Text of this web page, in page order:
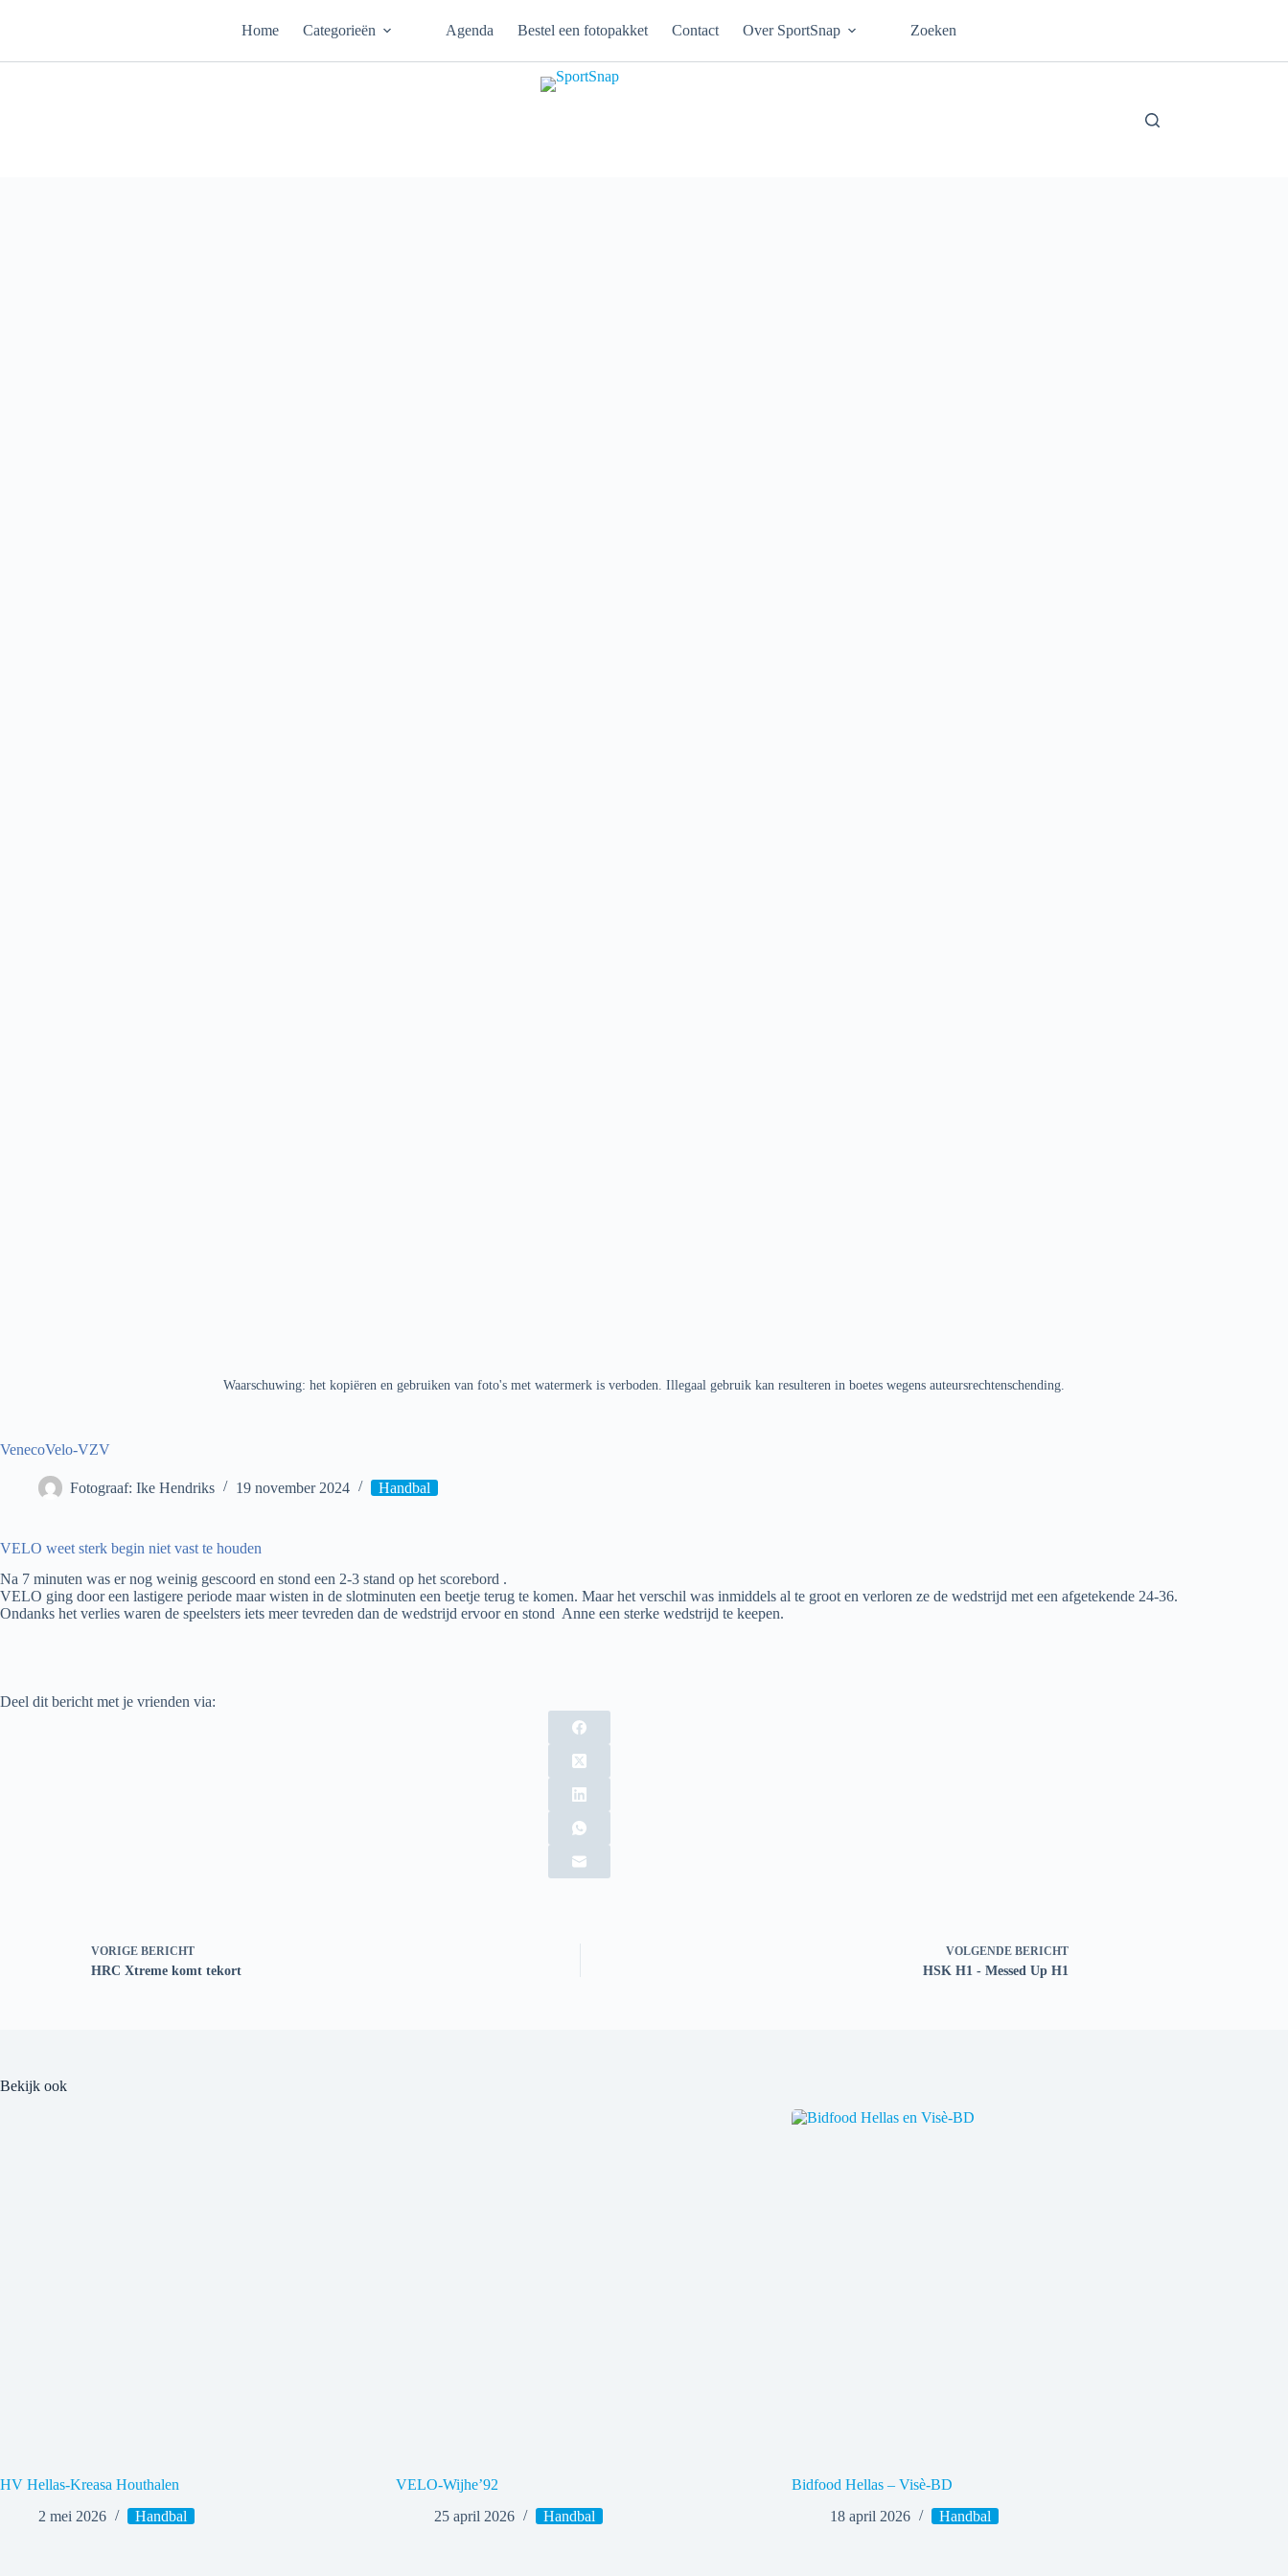
inhoud
Home Categorieën Agenda Bestel een fotopakket Contact Over SportSnap Zoeken
Waarschuwing: het kopiëren en gebruiken van foto's met watermerk is verboden. Illegaal gebruik kan resulteren in boetes wegens auteursrechtenschending.
VenecoVelo-VZV
Fotograaf: Ike Hendriks 19 november 2024 Handbal
VELO weet sterk begin niet vast te houden
Na 7 minuten was er nog weinig gescoord en stond een 2-3 stand op het scorebord .
VELO ging door een lastigere periode maar wisten in de slotminuten een beetje terug te komen. Maar het verschil was inmiddels al te groot en verloren ze de wedstrijd met een afgetekende 24-36.
Ondanks het verlies waren de speelsters iets meer tevreden dan de wedstrijd ervoor en stond Anne een sterke wedstrijd te keepen.
Deel dit bericht met je vrienden via:
VORIGE BERICHT
HRC Xtreme komt tekort
VOLGENDE BERICHT
HSK H1 - Messed Up H1
Bekijk ook
HV Hellas-Kreasa Houthalen
2 mei 2026
Handbal
VELO-Wijhe’92
25 april 2026
Handbal
Bidfood Hellas – Visè-BD
18 april 2026
Handbal